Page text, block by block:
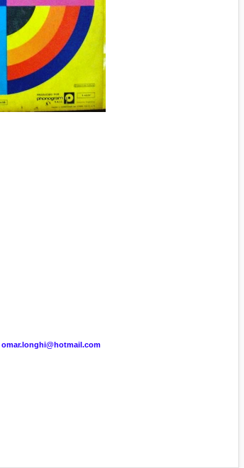
omar.longhi@hotmail.com